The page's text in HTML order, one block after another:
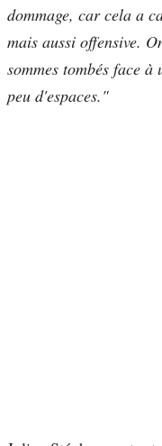
dommage, car cela a
mais aussi offensive.
sommes tombés face
peu d'espaces."